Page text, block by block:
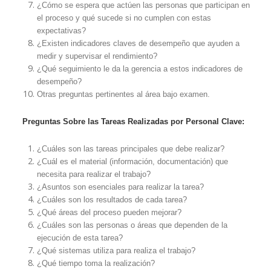
¿Cómo se espera que actúen las personas que participan en
el proceso y qué sucede si no cumplen con estas
expectativas?
¿Existen indicadores claves de desempeño que ayuden a
medir y supervisar el rendimiento?
¿Qué seguimiento le da la gerencia a estos indicadores de
desempeño?
Otras preguntas pertinentes al área bajo examen.
Preguntas Sobre las Tareas Realizadas por Personal Clave:
¿Cuáles son las tareas principales que debe realizar?
¿Cuál es el material (información, documentación) que
necesita para realizar el trabajo?
¿Asuntos son esenciales para realizar la tarea?
¿Cuáles son los resultados de cada tarea?
¿Qué áreas del proceso pueden mejorar?
¿Cuáles son las personas o áreas que dependen de la
ejecución de esta tarea?
¿Qué sistemas utiliza para realiza el trabajo?
¿Qué tiempo toma la realización?